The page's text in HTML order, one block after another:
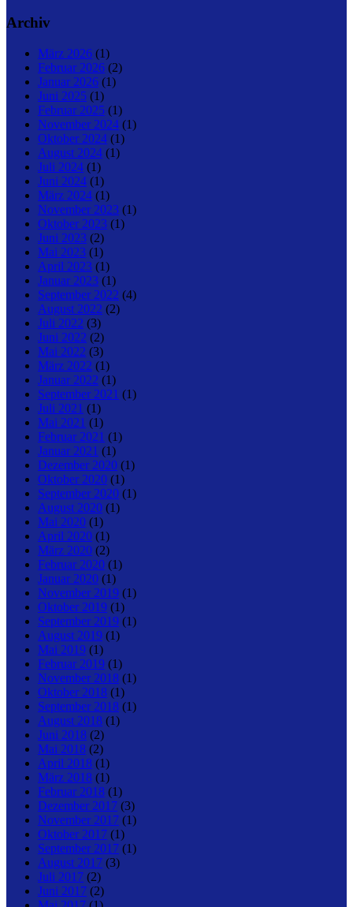
Archiv
März 2026 (1)
Februar 2026 (2)
Januar 2026 (1)
Juni 2025 (1)
Februar 2025 (1)
November 2024 (1)
Oktober 2024 (1)
August 2024 (1)
Juli 2024 (1)
Juni 2024 (1)
März 2024 (1)
November 2023 (1)
Oktober 2023 (1)
Juni 2023 (2)
Mai 2023 (1)
April 2023 (1)
Januar 2023 (1)
September 2022 (4)
August 2022 (2)
Juli 2022 (3)
Juni 2022 (2)
Mai 2022 (3)
März 2022 (1)
Januar 2022 (1)
September 2021 (1)
Juli 2021 (1)
Mai 2021 (1)
Februar 2021 (1)
Januar 2021 (1)
Dezember 2020 (1)
Oktober 2020 (1)
September 2020 (1)
August 2020 (1)
Mai 2020 (1)
April 2020 (1)
März 2020 (2)
Februar 2020 (1)
Januar 2020 (1)
November 2019 (1)
Oktober 2019 (1)
September 2019 (1)
August 2019 (1)
Mai 2019 (1)
Februar 2019 (1)
November 2018 (1)
Oktober 2018 (1)
September 2018 (1)
August 2018 (1)
Juni 2018 (2)
Mai 2018 (2)
April 2018 (1)
März 2018 (1)
Februar 2018 (1)
Dezember 2017 (3)
November 2017 (1)
Oktober 2017 (1)
September 2017 (1)
August 2017 (3)
Juli 2017 (2)
Juni 2017 (2)